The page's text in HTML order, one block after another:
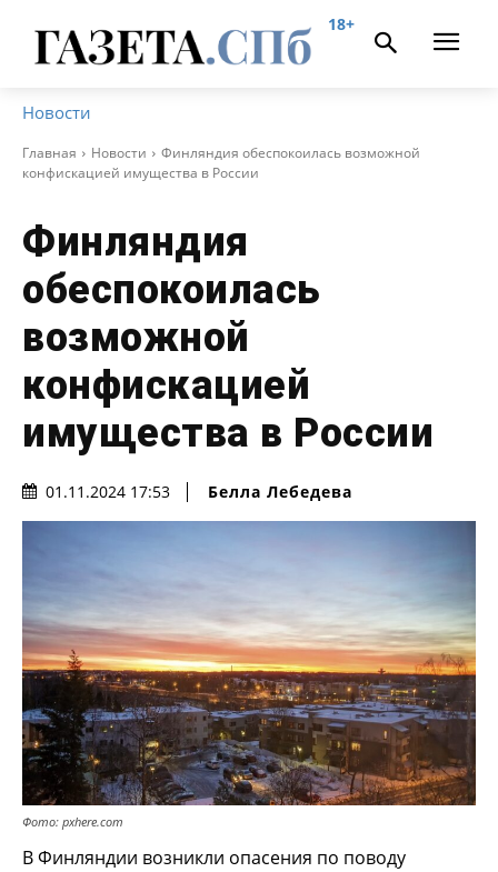
18+
Новости
Главная Новости
Финляндия обеспокоилась возможной
конфискацией имущества в России
Финляндия
обеспокоилась
возможной
конфискацией
имущества в России
01.11.2024 17:53 Белла Лебедева
Фото: pxhere.com
В Финляндии возникли опасения по поводу